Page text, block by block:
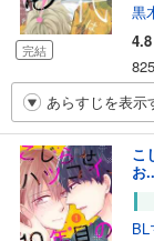
完結
黒
4.8
あらすじを表示
こ
お
BL